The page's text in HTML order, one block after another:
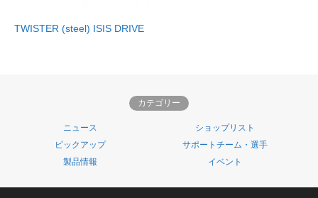
TWISTER (steel) ISIS DRIVE
カテゴリー
ニュース
ショップリスト
ピックアップ
サポートチーム・選手
製品情報
イベント